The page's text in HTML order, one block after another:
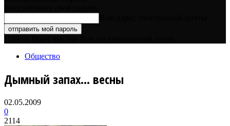
Общество
Дымный запах… весны
02.05.2009
0
2114